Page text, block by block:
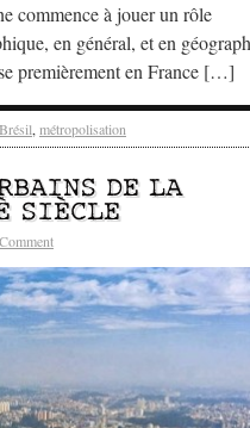
commence à jouer un rôle
en général, et en
premièrement en France […]
Brésil, métropolisation
DE LA
SIÈCLE